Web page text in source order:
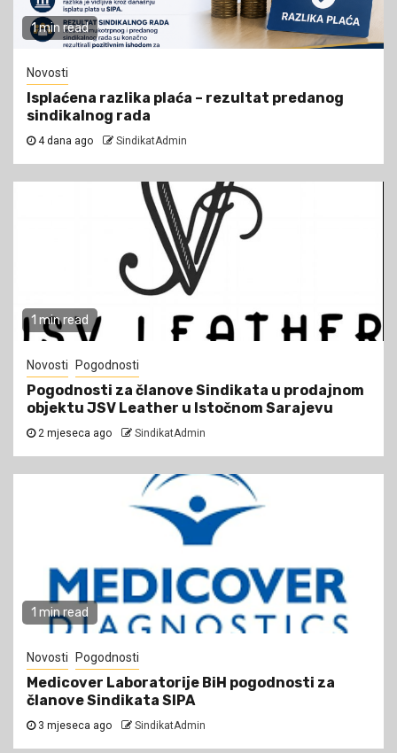
1 min read
Novosti
Isplaćena razlika plaća – rezultat predanog
sindikalnog rada
4 dana ago SindikatAdmin
1 min read
Novosti Pogodnosti
Pogodnosti za članove Sindikata u prodajnom
objektu JSV Leather u Istočnom Sarajevu
2 mjeseca ago SindikatAdmin
1 min read
Novosti Pogodnosti
Medicover Laboratorije BiH pogodnosti za
članove Sindikata SIPA
3 mjeseca ago SindikatAdmin